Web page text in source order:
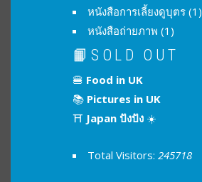
หนังสือการเลี้ยงดูบุตร (1)
หนังสือถ่ายภาพ (1)
📙SOLD OUT
🍔 Food in UK
📚 Pictures in UK
⛩ Japan ปังปัง ☀️
Total Visitors: 245718